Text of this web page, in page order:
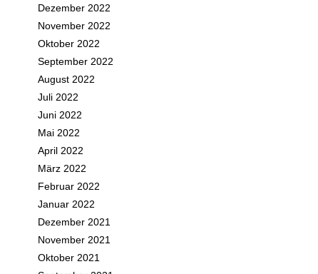
Dezember 2022
November 2022
Oktober 2022
September 2022
August 2022
Juli 2022
Juni 2022
Mai 2022
April 2022
März 2022
Februar 2022
Januar 2022
Dezember 2021
November 2021
Oktober 2021